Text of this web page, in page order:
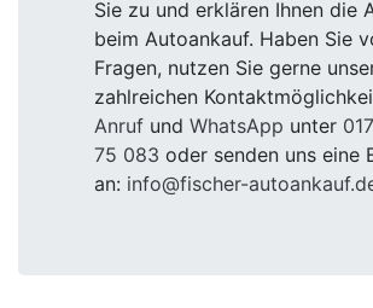
Ihre Meinung ist uns
wichtig!
4.95 / 5 Sterne (110 Bewertungen)